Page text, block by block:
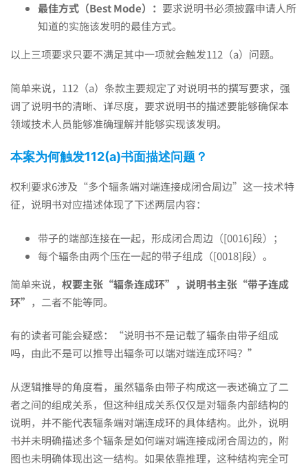
最佳方式（Best Mode）： 要求说明书必须披露申请人所
知道的实施该发明的最佳方式。
以上三项要求只要不满足其中一项就会触发112（a）问题。
简单来说，112（a）条款主要规定了对说明书的撰写要求，强
调了说明书的清晰、详尽度，要求说明书的描述要能够确保本
领域技术人员能够准确理解并能够实现该发明。
本案为何触发112(a)书面描述问题？
权利要求6涉及“多个辐条端对端连接成闭合周边”这一技术特
征，说明书对应描述体现了下述两层内容：
带子的端部连接在一起，形成闭合周边（[0016]段）；
每个辐条由两个压在一起的带子组成（[0018]段）。
简单来说， 权要主张“辐条连成环”，说明书主张“带子连成
环” ，二者不能等同。
有的读者可能会疑惑：“说明书不是记载了辐条由带子组成
吗，由此不是可以推导出辐条可以端对端连成环吗？”
从逻辑推导的角度看，虽然辐条由带子构成这一表述确立了二
者之间的组成关系，但这种组成关系仅仅是对辐条内部结构的
说明，并不能代表辐条端对端连成环的具体结构。此外，说明
书并未明确描述多个辐条是如何端对端连接成闭合周边的，附
图也未明确体现出这一结构。如果依靠推理，这种结构完全可